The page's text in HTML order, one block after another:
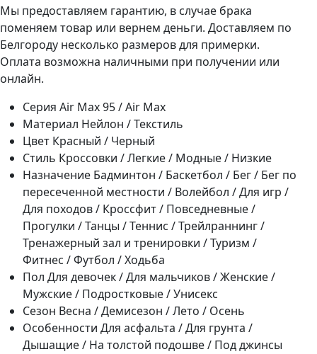
Мы предоставляем гарантию, в случае брака
поменяем товар или вернем деньги. Доставляем по
Белгороду несколько размеров для примерки.
Оплата возможна наличными при получении или
онлайн.
Серия Air Max 95 / Air Max
Материал Нейлон / Текстиль
Цвет Красный / Черный
Стиль Кроссовки / Легкие / Модные / Низкие
Назначение Бадминтон / Баскетбол / Бег / Бег по
пересеченной местности / Волейбол / Для игр /
Для походов / Кроссфит / Повседневные /
Прогулки / Танцы / Теннис / Трейлраннинг /
Тренажерный зал и тренировки / Туризм /
Фитнес / Футбол / Ходьба
Пол Для девочек / Для мальчиков / Женские /
Мужские / Подростковые / Унисекс
Сезон Весна / Демисезон / Лето / Осень
Особенности Для асфальта / Для грунта /
Дышащие / На толстой подошве / Под джинсы